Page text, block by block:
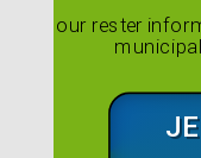
Pour rester